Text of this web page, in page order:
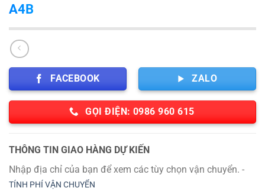
A4B
FACEBOOK ZALO
GỌI ĐIỆN: 0986 960 615
THÔNG TIN GIAO HÀNG DỰ KIẾN
Nhập địa chỉ của bạn để xem các tùy chọn vận chuyển. -
TÍNH PHÍ VẬN CHUYỂN